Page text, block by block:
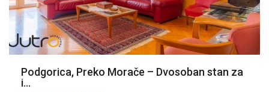
Podgorica, Preko Morače – Dvosoban stan za
i...